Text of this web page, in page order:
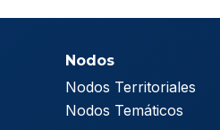
Nodos
Nodos Territoriales
Nodos Temáticos